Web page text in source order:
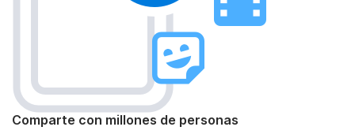
Comparte con millones de personas